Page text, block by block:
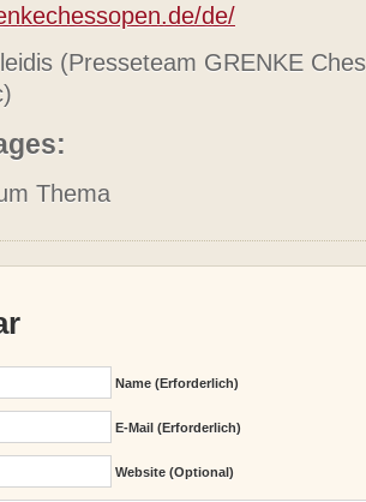
de/
(Presseteam GRENKE
Thema
Name (erforderlich)
E-Mail (erforderlich)
Website (Optional)